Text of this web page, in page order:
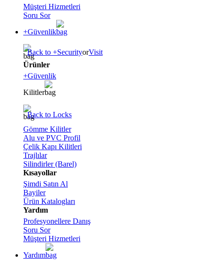
Müşteri Hizmetleri
Soru Sor
+Güvenlik
Back to +SecurityorVisit
Ürünler
+Güvenlik
Kilitler
Back to Locks
Gömme Kilitler
Alu ve PVC Profil
Çelik Kapı Kilitleri
Trajlılar
Silindirler (Barel)
Kısayollar
Şimdi Satın Al
Bayiler
Ürün Katalogları
Yardım
Profesyonellere Danış
Soru Sor
Müşteri Hizmetleri
Yardım